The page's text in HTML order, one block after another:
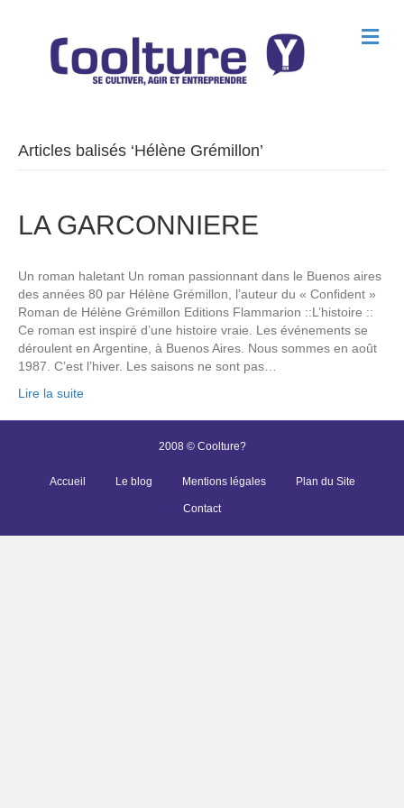
M
e
Articles balisés ‘Hélène Grémillon’
LA GARCONNIERE
Un roman haletant Un roman passionnant dans le Buenos aires
des années 80 par Hélène Grémillon, l’auteur du « Confident »
Roman de Hélène Grémillon Editions Flammarion ::L’histoire ::
Ce roman est inspiré d’une histoire vraie. Les événements se
déroulent en Argentine, à Buenos Aires. Nous sommes en août
1987. C’est l’hiver. Les saisons ne sont pas…
Lire la suite
2008 © Coolture?
Accueil Le blog Mentions légales Plan du Site
Contact